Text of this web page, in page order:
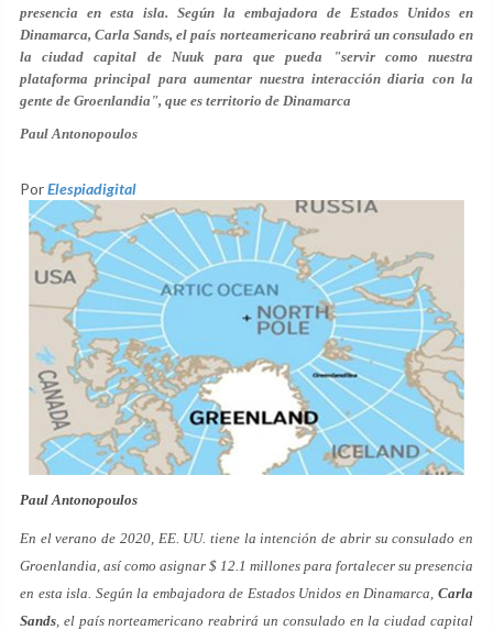
presencia en esta isla. Según la embajadora de Estados Unidos en
Dinamarca,Carla Sands, el país norteamericano reabrirá un consulado en
la ciudad capital de Nuuk para que pueda "servir como nuestra
plataforma principal para aumentar nuestra interacción diaria con la
gente de Groenlandia", que es territorio de Dinamarca
Paul Antonopoulos
PorElespiadigital
Paul Antonopoulos
En el verano de 2020, EE. UU. tiene la intención de abrir su consulado en
Groenlandia, así como asignar $ 12.1 millones para fortalecer su presencia
en esta isla. Según la embajadora de Estados Unidos en Dinamarca, Carla
Sands, el país norteamericano reabrirá un consulado en la ciudad capital